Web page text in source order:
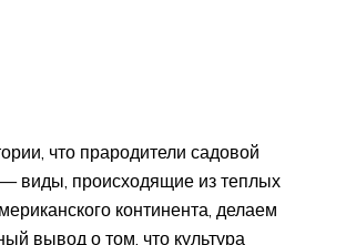
что прародители садовой
виды, происходящие из теплых
континента, делаем
вывод о том, что культура